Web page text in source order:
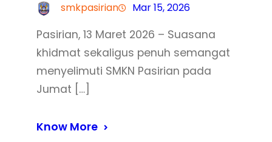
smkpasirian Mar 15, 2026
Pasirian, 13 Maret 2026 – Suasana
khidmat sekaligus penuh semangat
menyelimuti SMKN Pasirian pada
Jumat […]
Know More